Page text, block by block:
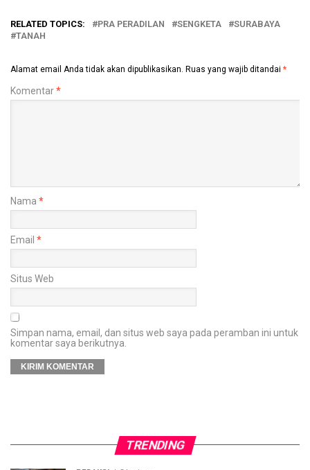
RELATED TOPICS: PRA PERADILAN SENGKETA
SURABAYA
TANAH
Alamat email Anda tidak akan dipublikasikan. Ruas yang wajib ditandai *
Komentar*
Nama *
Email *
Situs Web
Simpan nama, email, dan situs web saya pada peramban ini untuk
komentar saya berikutnya.
TRENDING